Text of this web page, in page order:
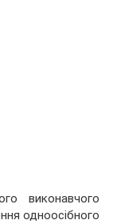
виконавчого
одноосібного